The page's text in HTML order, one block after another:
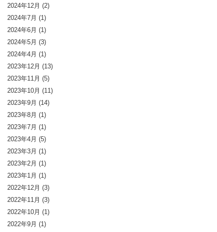
2024年12月 (2)
2024年7月 (1)
2024年6月 (1)
2024年5月 (3)
2024年4月 (1)
2023年12月 (13)
2023年11月 (5)
2023年10月 (11)
2023年9月 (14)
2023年8月 (1)
2023年7月 (1)
2023年4月 (5)
2023年3月 (1)
2023年2月 (1)
2023年1月 (1)
2022年12月 (3)
2022年11月 (3)
2022年10月 (1)
2022年9月 (1)